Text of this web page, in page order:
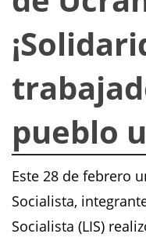
pueblo
Este 28 de febrero
Socialista,
Socialista (LIS)